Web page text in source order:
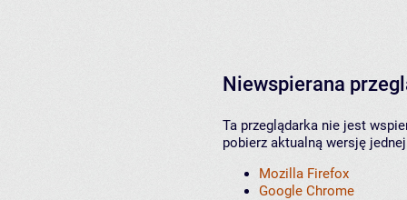
Niewspierana
Ta przeglądarka nie jest
pobierz aktualną wersję
Mozilla Firefox
Google Chrome